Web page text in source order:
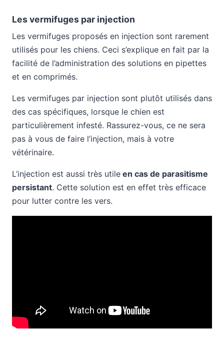
Les vermifuges par injection
Les vermifuges proposés en injection sont rarement
utilisés pour les chiens. Ceci s’explique en fait par la
facilité de l’administration des solutions en pipettes
et en comprimés.
Les vermifuges par injection sont plutôt utilisés dans
des cas spécifiques, lorsque le chien est
particulièrement infesté. Rassurez-vous, ce ne sera
pas à vous de faire l’injection, mais à votre
vétérinaire.
L’injection est aussi très utile en cas de parasitisme
persistant. Cette solution est en effet très efficace
pour lutter contre les vers.